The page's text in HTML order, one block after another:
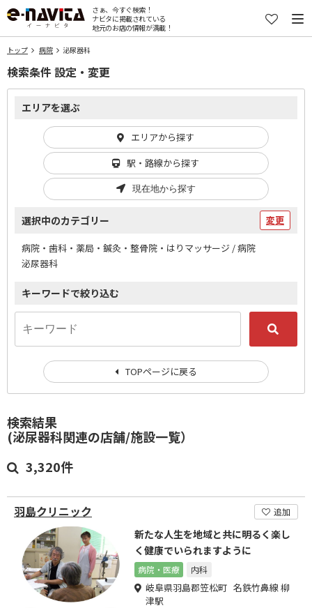
さぁ、今すぐ検索！
ナビタに掲載されている
地元のお店の情報が満載！
トップ 病院 泌尿器科
検索結果
(泌尿器科関連の店舗/施設一覧）
3,320件
羽島クリニック 追加
新たな人生を地域と共に明るく楽し
く健康でいられますように
病院・医療 内科
岐阜県羽島郡笠松町 名鉄竹鼻線 柳
津駅
検索条件 設定・変更
エリアを選ぶ
エリアから探す
駅・路線から探す
現在地から探す
選択中のカテゴリー 変更
病院・歯科・薬局・鍼灸・整骨院・はりマッサージ / 病院
泌尿器科
キーワードで絞り込む
TOPページに戻る